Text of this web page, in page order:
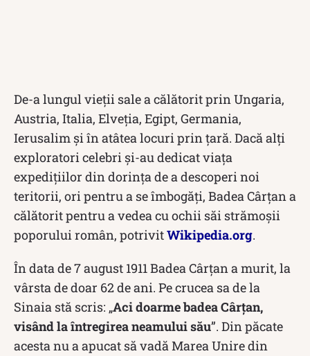
De-a lungul vieții sale a călătorit prin Ungaria,
Austria, Italia, Elveția, Egipt, Germania,
Ierusalim și în atâtea locuri prin țară. Dacă alți
exploratori celebri și-au dedicat viața
expedițiilor din dorința de a descoperi noi
teritorii, ori pentru a se îmbogăți, Badea Cârțan a
călătorit pentru a vedea cu ochii săi strămoșii
poporului român, potrivitWikipedia.org.
În data de 7 august 1911 Badea Cârțan a murit, la
vârsta de doar 62 de ani. Pe crucea sa de la
Sinaia stă scris: „Aci doarme badea Cârţan,
visând la întregirea neamului său”. Din păcate
acesta nu a apucat să vadă Marea Unire din